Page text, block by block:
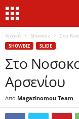
Αρχική Showbiz Στο
SHOWBIZ SLIDE
Στο
Αρσενίου
Από Magazinomou Team -